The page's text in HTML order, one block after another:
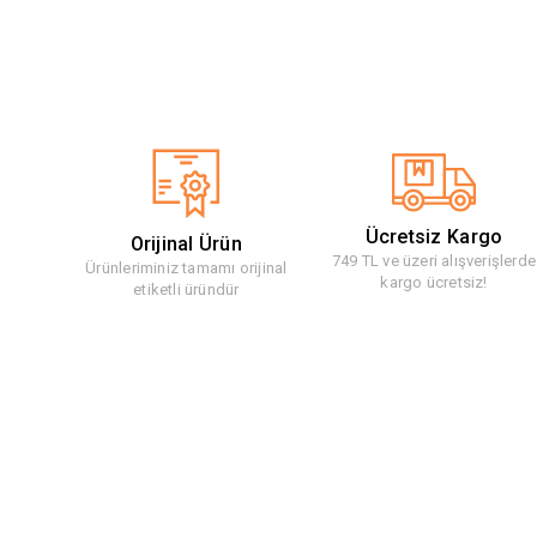
Orijinal Ürün
Ürünleriminiz tamamı orijinal
etiketli üründür
Ücretsiz Kargo
749 TL ve üzeri alışverişlerde
kargo ücretsiz!